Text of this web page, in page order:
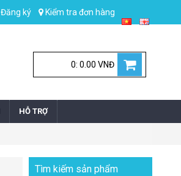
Kiểm tra đơn hàng
Đăng ký
0: 0.00 VNĐ
HỖ TRỢ
Tìm kiếm sản phẩm